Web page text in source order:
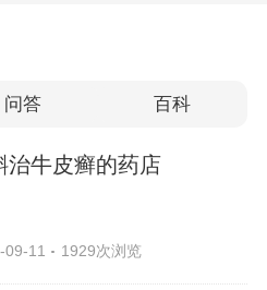
问答 百科
治牛皮癣的药店
09-11 1929次浏览